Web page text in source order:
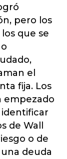
pero los
que se
el
fija. Los
empezado
identificar
de Wall
o de
deuda